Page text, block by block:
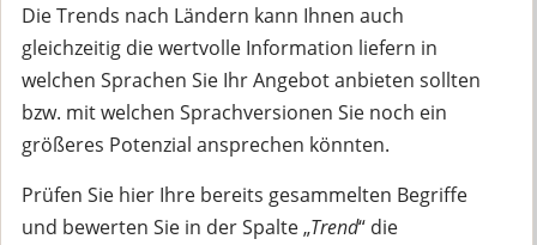
Die Trends nach Ländern kann Ihnen auch
gleichzeitig die wertvolle Information liefern in
welchen Sprachen Sie Ihr Angebot anbieten sollten
bzw. mit welchen Sprachversionen Sie noch ein
größeres Potenzial ansprechen könnten.
Prüfen Sie hier Ihre bereits gesammelten Begriffe
und bewerten Sie in der Spalte „Trend“ die